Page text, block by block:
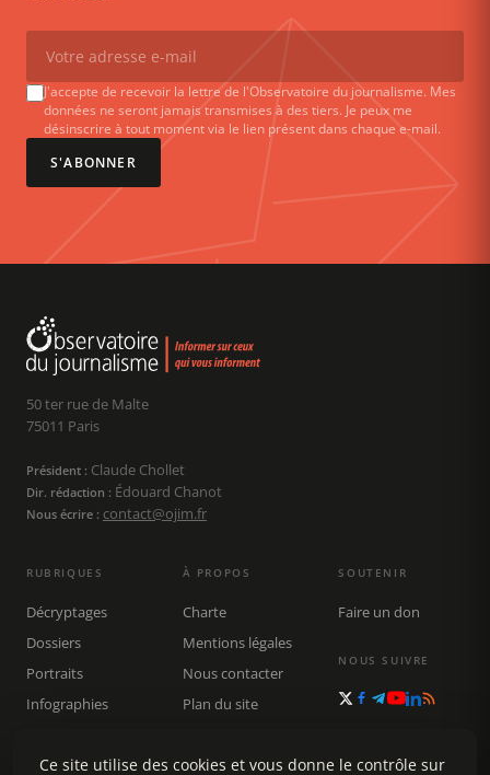
J'accepte de recevoir la lettre de l'Observatoire du journalisme. Mes
données ne seront jamais transmises à des tiers. Je peux me
désinscrire à tout moment via le lien présent dans chaque e-mail.
S'ABONNER
50 ter rue de Malte
75011 Paris
Président : Claude Chollet
Dir. rédaction : Édouard Chanot
Nous écrire : contact@ojim.fr
RUBRIQUES
Décryptages
Dossiers
Portraits
Infographies
Rechercher
À PROPOS
Charte
Mentions légales
Nous contacter
Plan du site
SOUTENIR
Faire un don
NOUS SUIVRE
Ce site utilise des cookies et vous donne le contrôle sur